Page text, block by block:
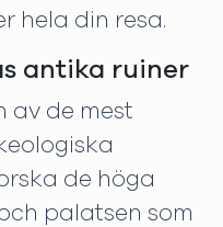
hela din resa.
antika ruiner
av de mest
de höga
palatsen som